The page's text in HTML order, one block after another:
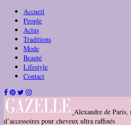
Accueil
People
Actus
Traditions
Mode
Beauté
Lifestyle
Contact
Alexandre de
d’accessoires pour cheveux ultra raffinés